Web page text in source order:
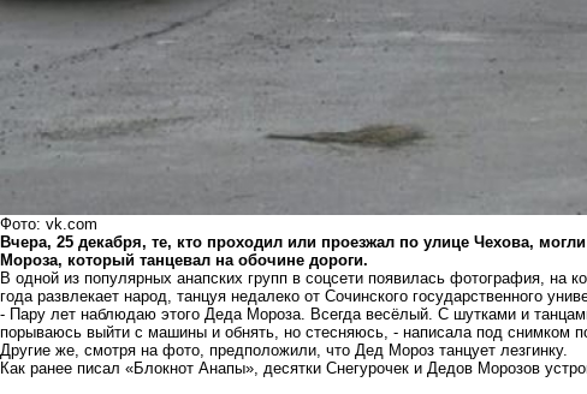
Фото: vk.com
Вчера, 25 декабря, те, кто проходил или проезжал по улице Чехова,
Мороза, который танцевал на обочине дороги.
В одной из популярных анапских групп в соцсети появилась фотография, на
года развлекает народ, танцуя недалеко от Сочинского государственного
- Пару лет наблюдаю этого Деда Мороза. Всегда весёлый. С шутками и
порываюсь выйти с машины и обнять, но стесняюсь, - написала под снимком
Другие же, смотря на фото, предположили, что Дед Мороз танцует лезгинку.
Как ранее писал «Блокнот Анапы», десятки Снегурочек и Дедов Морозов